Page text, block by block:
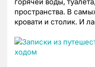
горячей воды,
пространства. В
кровати и столик. И